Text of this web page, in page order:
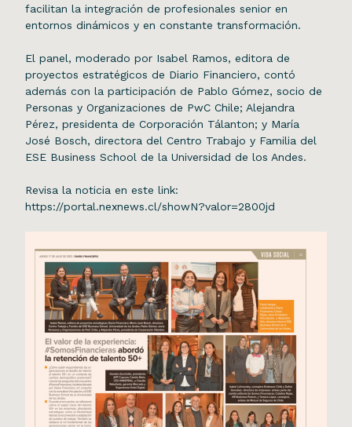
facilitan la integración de profesionales senior en
entornos dinámicos y en constante transformación.
El panel, moderado por Isabel Ramos, editora de
proyectos estratégicos de Diario Financiero, contó
además con la participación de Pablo Gómez, socio de
Personas y Organizaciones de PwC Chile; Alejandra
Pérez, presidenta de Corporación Tálanton; y María
José Bosch, directora del Centro Trabajo y Familia del
ESE Business School de la Universidad de los Andes.
Revisa la noticia en este link:
https://portal.nexnews.cl/showN?valor=2800jd